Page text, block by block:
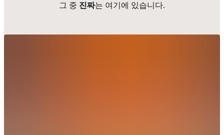
그 중 진짜는 여기에 있습니다.